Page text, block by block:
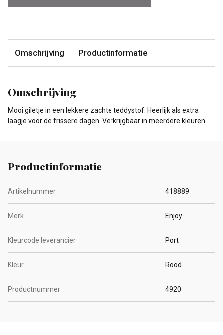
Omschrijving Productinformatie
Omschrijving
Mooi giletje in een lekkere zachte teddystof. Heerlijk als extra
laagje voor de frissere dagen. Verkrijgbaar in meerdere kleuren.
Productinformatie
Artikelnummer 418889
Merk Enjoy
Kleurcode leverancier Port
Kleur Rood
Productnummer 4920